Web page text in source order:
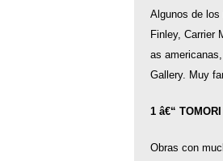
Algunos de los
Finley, Carrier
as
Gallery. Muy
1 â€“
Obras con